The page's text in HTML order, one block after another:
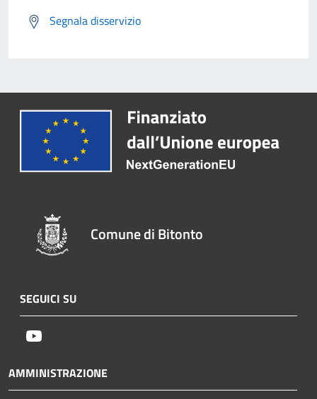
Segnala disservizio
Comune di Bitonto
SEGUICI SU
AMMINISTRAZIONE